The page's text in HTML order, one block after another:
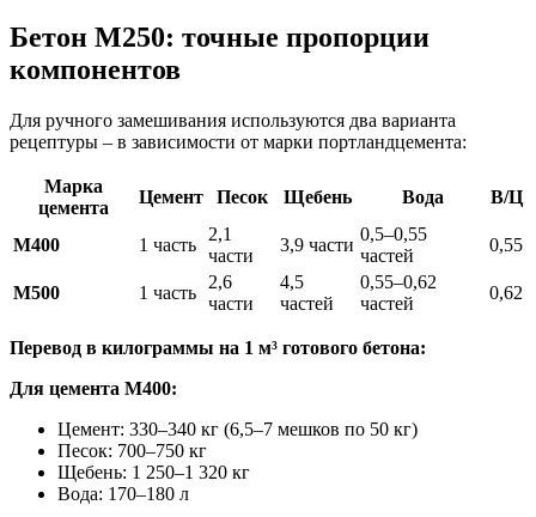
Бетон М250: точные пропорции
компонентов
Для ручного замешивания используются два варианта
рецептуры – в зависимости от марки портландцемента:
Марка
цемента
Цемент Песок Щебень Вода В/Ц
М400 1 часть
2,1
части
3,9 части
0,5–0,55
частей
0,55
М500 1 часть
2,6
части
4,5
частей
0,55–0,62
частей
0,62
Перевод в килограммы на 1 м³ готового бетона:
Для цемента М400:
Цемент: 330–340 кг (6,5–7 мешков по 50 кг)
Песок: 700–750 кг
Щебень: 1 250–1 320 кг
Вода: 170–180 л